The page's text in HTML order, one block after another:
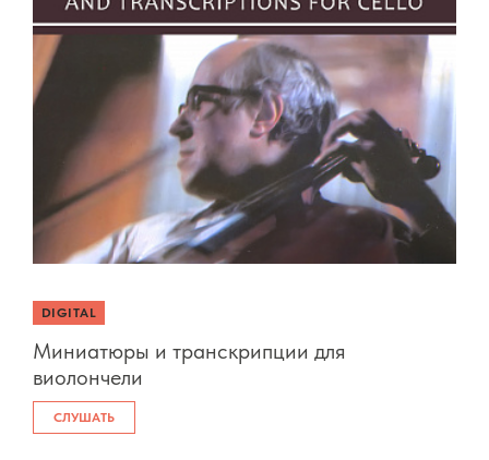
DIGITAL
Миниатюры и транскрипции для
виолончели
СЛУШАТЬ